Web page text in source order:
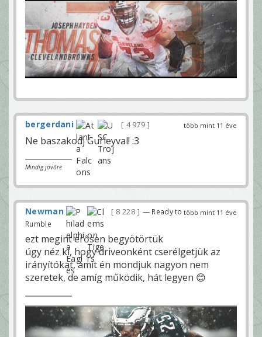
több mint 11 éve
bergerdani 4 979
Ne baszakodj Gurleyval! :3
Mindig jövőre
több mint 11 éve
Newman 8 228
— Ready to
Rumble
ezt megint erősen begyötörtük
úgy néz ki, hogy driveonként cserélgetjük az
irányítókat, amit én mondjuk nagyon nem
szeretek, de amíg működik, hát legyen 😊